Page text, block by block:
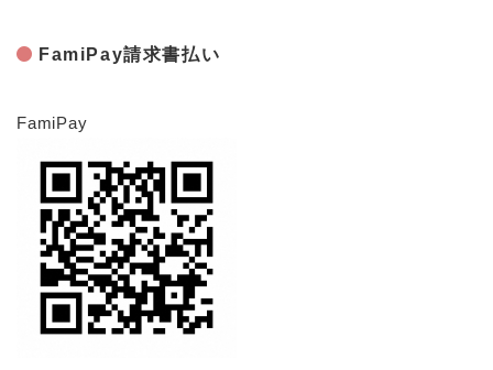
FamiPay請求書払い
FamiPay